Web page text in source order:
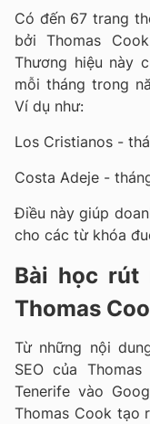
Có đến 67 trang
bởi Thomas
Thương hiệu này
mỗi tháng trong
Ví dụ như:
Los Cristianos -
Costa Adeje -
Điều này giúp
cho các từ khóa
Bài học rút
Thomas
Từ những nội
SEO của
Tenerife vào
Thomas Cook tạo